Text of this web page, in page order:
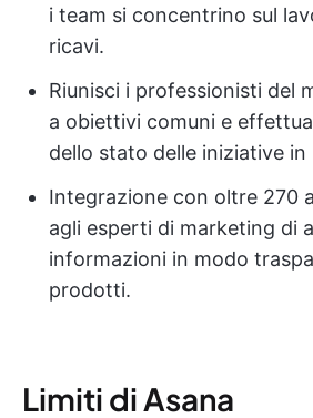
i team si concentrino sul
ricavi.
Riunisci i professionisti del
a obiettivi comuni e
dello stato delle iniziative
Integrazione con oltre 270
agli esperti di marketing di
informazioni in modo
prodotti.
Limiti di Asana